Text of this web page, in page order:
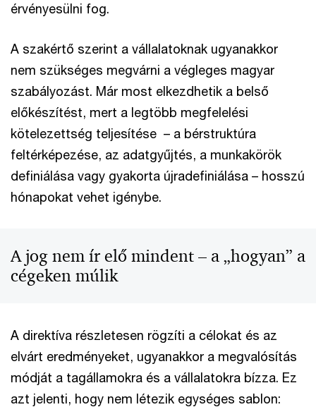
érvényesülni fog.
A szakértő szerint a vállalatoknak ugyanakkor
nem szükséges megvárni a végleges magyar
szabályozást. Már most elkezdhetik a belső
előkészítést, mert a legtöbb megfelelési
kötelezettség teljesítése – a bérstruktúra
feltérképezése, az adatgyűjtés, a munkakörök
definiálása vagy gyakorta újradefiniálása – hosszú
hónapokat vehet igénybe.
A jog nem ír elő mindent – a „hogyan” a
cégeken múlik
A direktíva részletesen rögzíti a célokat és az
elvárt eredményeket, ugyanakkor a megvalósítás
módját a tagállamokra és a vállalatokra bízza. Ez
azt jelenti, hogy nem létezik egységes sablon: